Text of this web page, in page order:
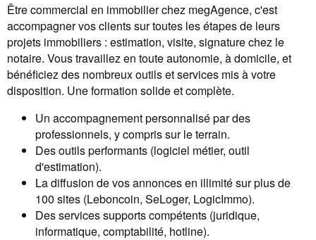
Être commercial en immobilier chez megAgence, c'est
accompagner vos clients sur toutes les étapes de leurs
projets immobiliers : estimation, visite, signature chez le
notaire. Vous travaillez en toute autonomie, à domicile, et
bénéficiez des nombreux outils et services mis à votre
disposition. Une formation solide et complète.
Un accompagnement personnalisé par des
professionnels, y compris sur le terrain.
Des outils performants (logiciel métier, outil
d'estimation).
La diffusion de vos annonces en illimité sur plus de
100 sites (Leboncoin, SeLoger, LogicImmo).
Des services supports compétents (juridique,
informatique, comptabilité, hotline).